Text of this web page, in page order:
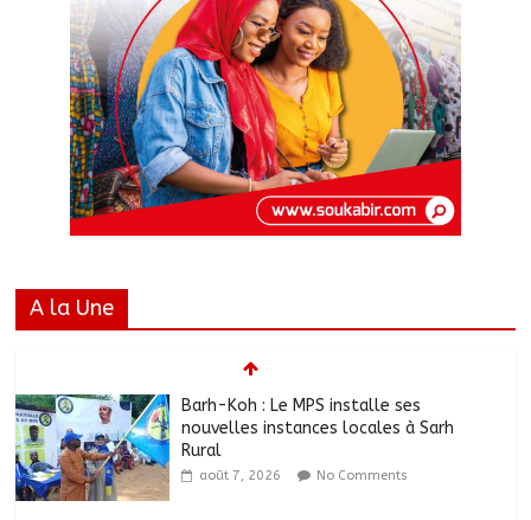
A la Une
sur l’axe Faya-Kalaït
août 7, 2026 No Comments